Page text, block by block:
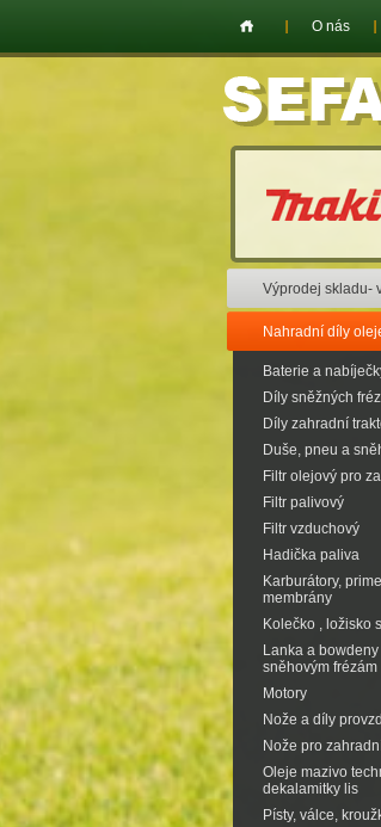
O nás
Výprodej skladu-
Nahradní díly
Baterie a
Díly sněžných fréz
Díly zahradní
Duše, pneu a
Filtr olejový pro
Filtr palivový
Filtr vzduchový
Hadička paliva
Karburátory,
membrány
Kolečko , ložisko
Lanka a
sněhovým frézám
Motory
Nože a díly
Nože pro
Oleje mazivo
dekalamitky lis
Písty, válce,